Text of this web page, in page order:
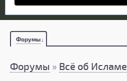
Форумы
Форумы » Всё об Исламе